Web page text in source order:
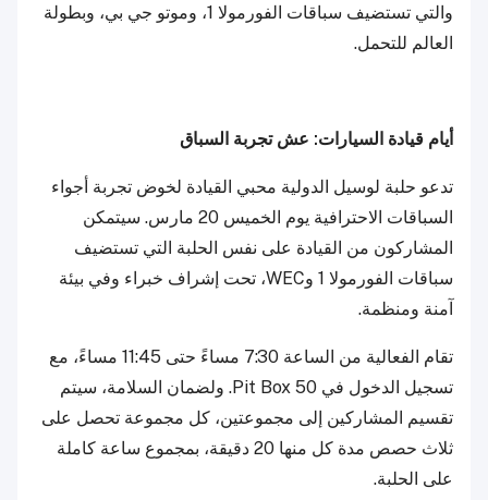
والتي تستضيف سباقات الفورمولا 1، وموتو جي بي، وبطولة
العالم للتحمل.
أيام قيادة السيارات: عش تجربة السباق
تدعو حلبة لوسيل الدولية محبي القيادة لخوض تجربة أجواء
السباقات الاحترافية يوم الخميس 20 مارس. سيتمكن
المشاركون من القيادة على نفس الحلبة التي تستضيف
سباقات الفورمولا 1 وWEC، تحت إشراف خبراء وفي بيئة
آمنة ومنظمة.
تقام الفعالية من الساعة 7:30 مساءً حتى 11:45 مساءً، مع
تسجيل الدخول في Pit Box 50. ولضمان السلامة، سيتم
تقسيم المشاركين إلى مجموعتين، كل مجموعة تحصل على
ثلاث حصص مدة كل منها 20 دقيقة، بمجموع ساعة كاملة
على الحلبة.